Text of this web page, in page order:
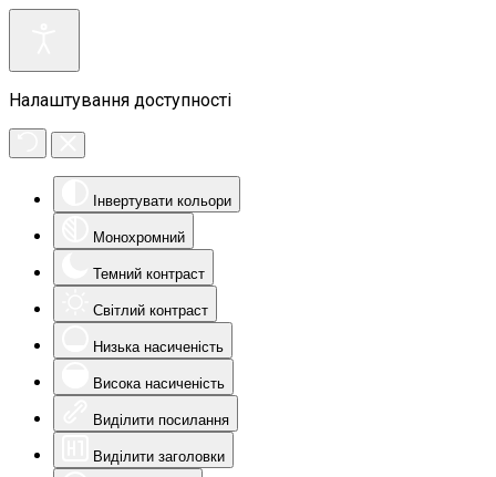
Налаштування доступності
Інвертувати кольори
Монохромний
Темний контраст
Світлий контраст
Низька насиченість
Висока насиченість
Виділити посилання
Виділити заголовки